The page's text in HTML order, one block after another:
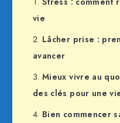
vie
Lâcher prise :
avancer
Mieux vivre au
des clés pour une
Bien commencer